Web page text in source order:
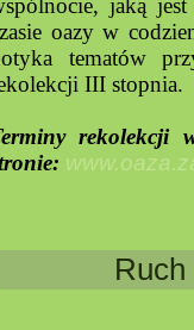
jaką
oazy w
tematów
III stopnia.
rekolekcji
Ruch